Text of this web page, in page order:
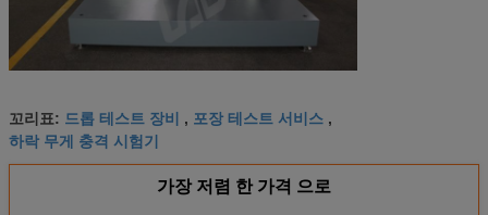
꼬리표: 드롭 테스트 장비 , 포장 테스트 서비스 ,
하락 무게 충격 시험기
가장 저렴 한 가격 으로